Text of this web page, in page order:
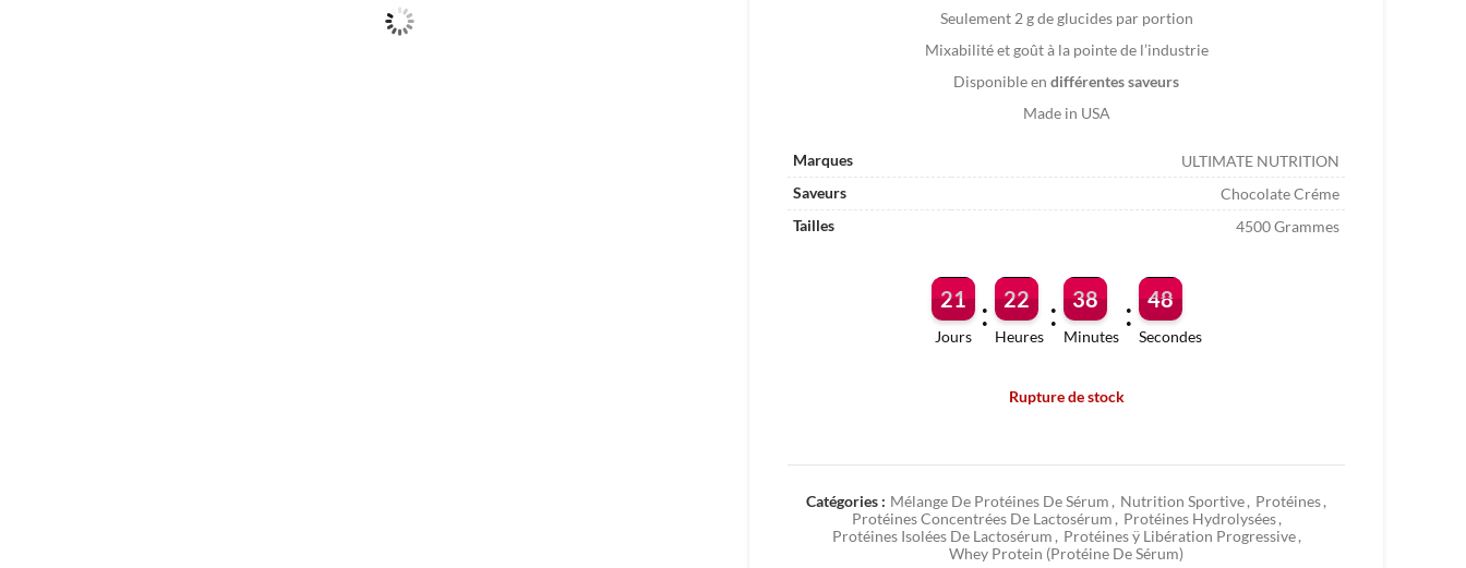
Seulement 2 g de glucides par portion
Mixabilité et goût à la pointe de l’industrie
Disponible en différentes saveurs
Made in USA
Marques
ULTIMATE NUTRITION
Saveurs
Chocolate Créme
Tailles
4500 Grammes
21
Jours
: 22
Heures
: 38
Minutes
: 47
Secondes
Rupture de stock
Catégories : Mélange De Protéines De Sérum , Nutrition Sportive , Protéines ,
Protéines Concentrées De Lactosérum , Protéines Hydrolysées ,
Protéines Isolées De Lactosérum , Protéines ÿ Libération Progressive ,
Whey Protein (Protéine De Sérum)